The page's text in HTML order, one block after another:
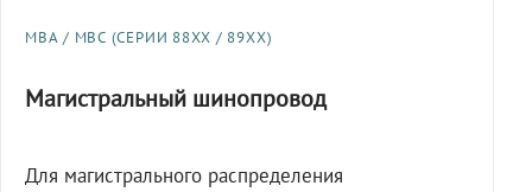
МВА / МВС (СЕРИИ 88XX / 89XX)
Магистральный шинопровод
Для магистрального распределения